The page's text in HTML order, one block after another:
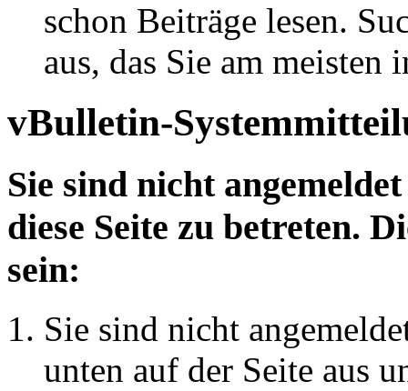
schon Beiträge lesen.
aus, das Sie am meisten
vBulletin-
Sie sind nicht
diese Seite zu betreten.
sein:
Sie sind nicht
unten auf der Seite aus